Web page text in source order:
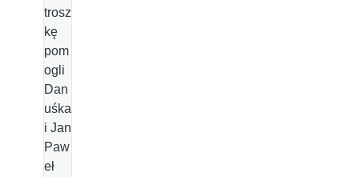
trosz
kę
pom
ogli
Dan
uśka
i Jan
Paw
eł